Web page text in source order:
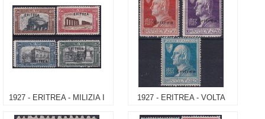
1927 - ERITREA - MILIZIA I 1927 - ERITREA - VOLTA